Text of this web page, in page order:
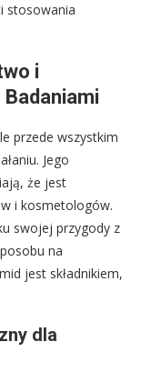
stosowania
i
przede wszystkim
Jego
że jest
i kosmetologów.
swojej przygody z
na
jest składnikiem,
dla